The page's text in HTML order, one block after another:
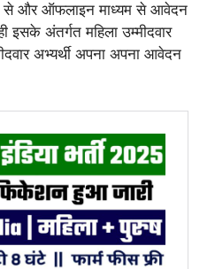
से और ऑफलाइन माध्यम से आवेदन
अंतर्गत महिला उम्मीदवार
अभ्यर्थी अपना अपना आवेदन